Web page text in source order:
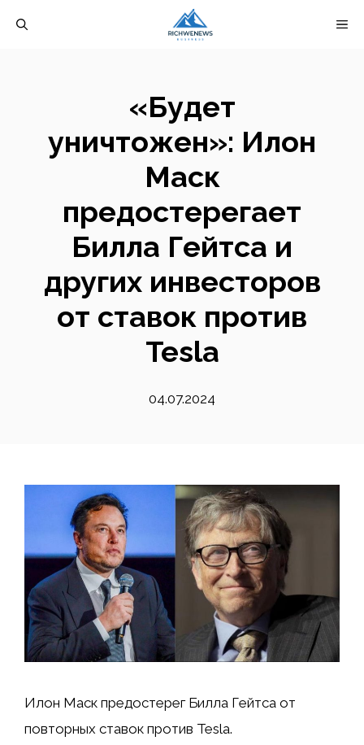
«Будет
уничтожен»: Илон
Маск
предостерегает
Билла Гейтса и
других инвесторов
от ставок против
Tesla
04.07.2024
Илон Маск предостерег Билла Гейтса от
повторных ставок против Tesla.